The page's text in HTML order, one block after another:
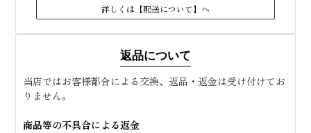
詳しくは【配送について】へ
返品について
当店ではお客様都合による交換、返品・返金は受け付けてお
りません。
商品等の不具合による返金